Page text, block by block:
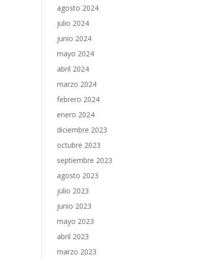
agosto 2024
julio 2024
junio 2024
mayo 2024
abril 2024
marzo 2024
febrero 2024
enero 2024
diciembre 2023
octubre 2023
septiembre 2023
agosto 2023
julio 2023
junio 2023
mayo 2023
abril 2023
marzo 2023